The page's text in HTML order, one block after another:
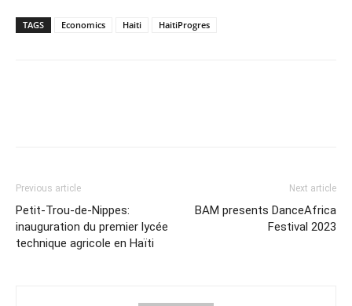
TAGS Economics Haiti HaitiProgres
Previous article
Petit-Trou-de-Nippes:
inauguration du premier lycée
technique agricole en Haïti
Next article
BAM presents DanceAfrica
Festival 2023